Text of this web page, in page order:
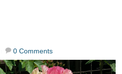
0 Comments